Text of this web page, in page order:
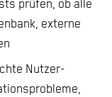
prüfen, ob alle
externe
Nutzer-